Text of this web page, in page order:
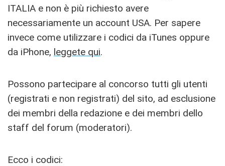
ITALIA e non è più richiesto avere
necessariamente un account USA. Per sapere
invece come utilizzare i codici da iTunes oppure
da iPhone, leggete qui.
Possono partecipare al concorso tutti gli utenti
(registrati e non registrati) del sito, ad esclusione
dei membri della redazione e dei membri dello
staff del forum (moderatori).
Ecco i codici: